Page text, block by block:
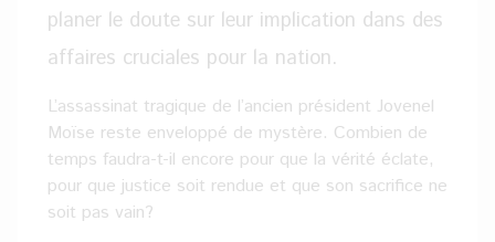
planer le doute sur leur implication dans des
affaires cruciales pour la nation.
L’assassinat tragique de l’ancien président Jovenel
Moïse reste enveloppé de mystère. Combien de
temps faudra-t-il encore pour que la vérité éclate,
pour que justice soit rendue et que son sacrifice ne
soit pas vain?